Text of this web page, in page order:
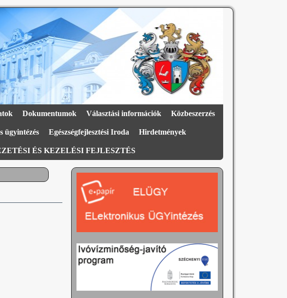
Dokumentumok Választási információk Közbeszerzés
ügyintézés Egészségfejlesztési Iroda Hirdetmények
ÉS KEZELÉSI FEJLESZTÉS